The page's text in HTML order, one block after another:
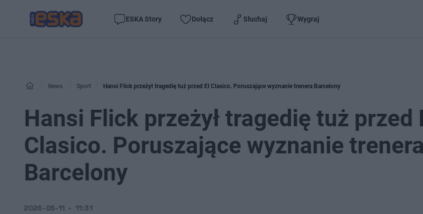
ESKA Story Dołącz Słuchaj Wygraj
News Sport Hansi Flick przeżył tragedię tuż przed El Clasico. Poruszające wyznanie trenera Barcelony
Hansi Flick przeżył tragedię tuż przed
Clasico. Poruszające wyznanie trenera
Barcelony
2026-05-11 11:31